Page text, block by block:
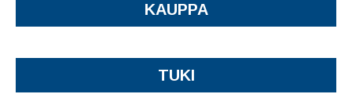
KAUPPA
TUKI